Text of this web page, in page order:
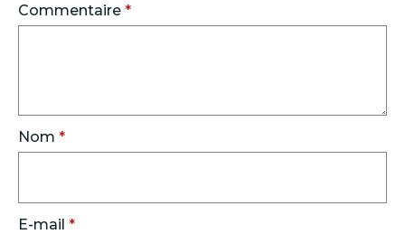
Commentaire *
Nom *
E-mail *